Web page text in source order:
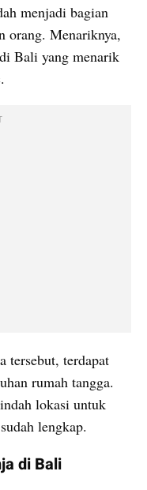
menjadi bagian
orang. Menariknya,
di Bali yang menarik
tersebut, terdapat
rumah tangga.
lokasi untuk
lengkap.
di Bali